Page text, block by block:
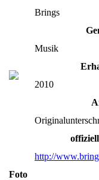
Brings
Musik
2010
http://
Foto